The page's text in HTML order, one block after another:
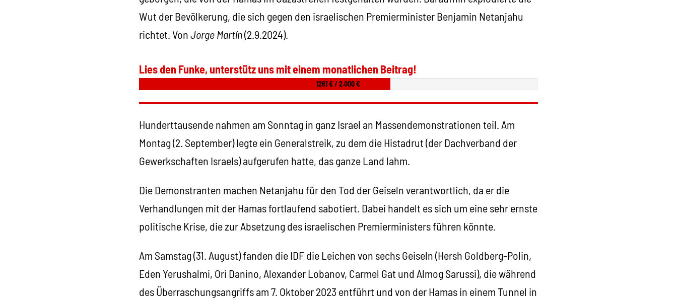
Wut der Bevölkerung, die sich gegen den israelischen Premierminister Benjamin Netanjahu
richtet. VonJorge Martín(2.9.2024).
Lies den Funke, unterstütz uns mit einem monatlichen Beitrag!
1261 € / 2.000 €
Hunderttausende nahmen am Sonntag in ganz Israel an Massendemonstrationen teil. Am
Montag (2. September) legte ein Generalstreik, zu dem die Histadrut (der Dachverband der
Gewerkschaften Israels) aufgerufen hatte, das ganze Land lahm.
Die Demonstranten machen Netanjahu für den Tod der Geiseln verantwortlich, da er die
Verhandlungen mit der Hamas fortlaufend sabotiert. Dabei handelt es sich um eine sehr ernste
politische Krise, die zur Absetzung des israelischen Premierministers führen könnte.
Am Samstag (31. August) fanden die IDF die Leichen von sechs Geiseln (Hersh Goldberg-Polin,
Eden Yerushalmi, Ori Danino, Alexander Lobanov, Carmel Gat und Almog Sarussi), die während
des Überraschungsangriffs am 7. Oktober 2023 entführt und von der Hamas in einem Tunnel in